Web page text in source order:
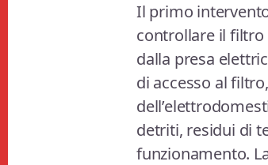
Il primo
controllare il filtro
dalla presa
di accesso al
detriti, residui di
funzionamento.